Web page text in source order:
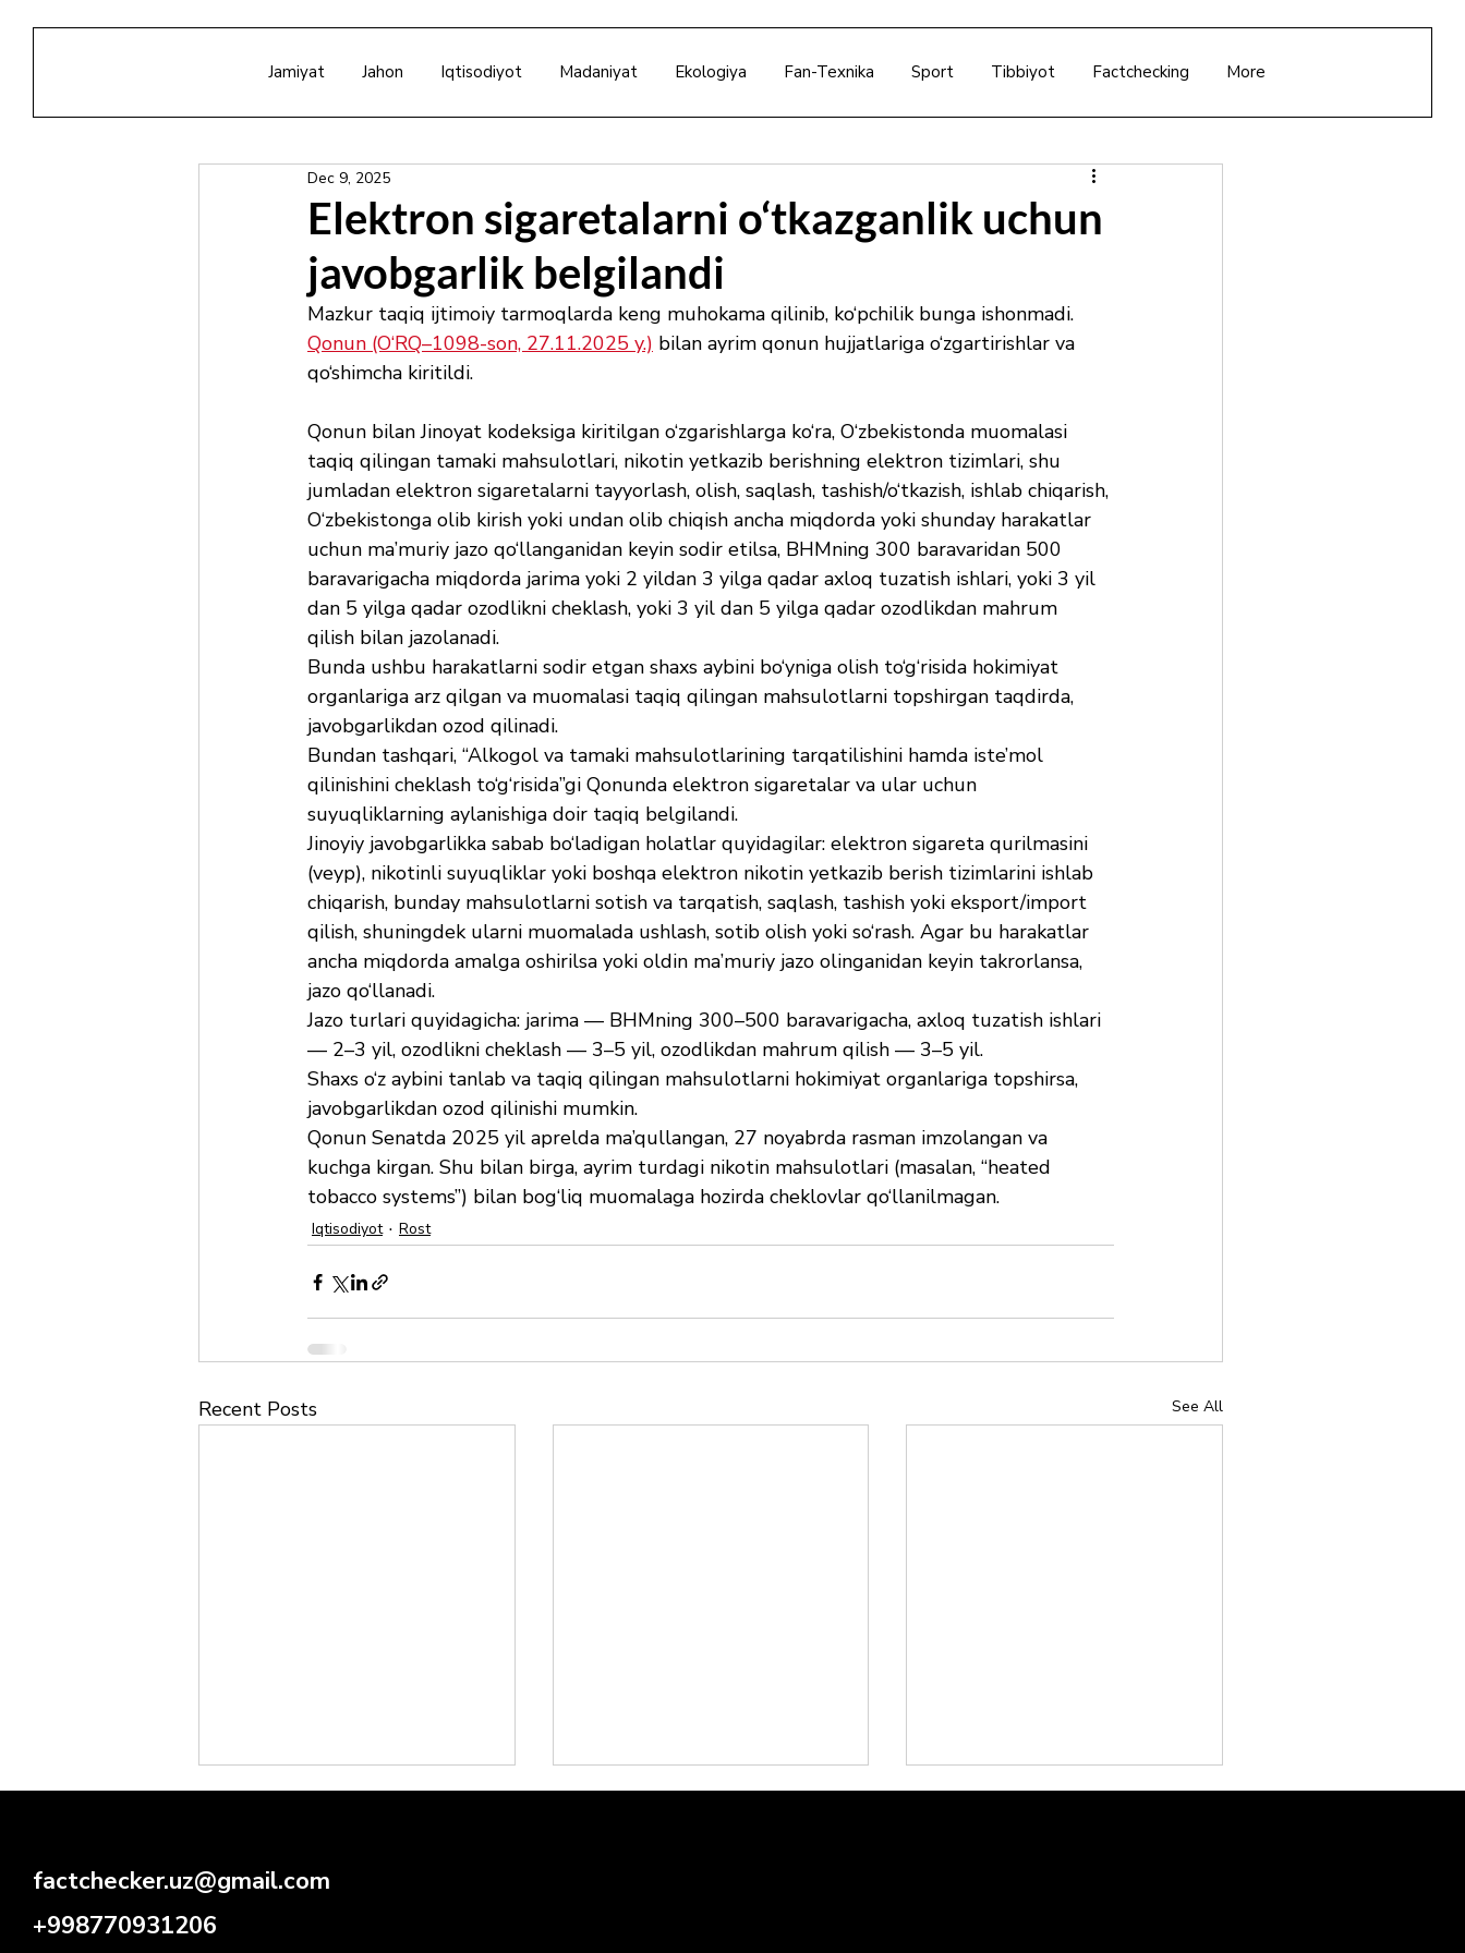
Jamiyat Jahon Iqtisodiyot Madaniyat Ekologiya Fan-Texnika Sport Tibbiyot Factchecking More
Elektron sigaretalarni o‘tkazganlik uchun
javobgarlik belgilandi
Dec 9, 2025
Mazkur taqiq ijtimoiy tarmoqlarda keng muhokama qilinib, ko‘pchilik bunga ishonmadi.
Qonun (O‘RQ–1098-son, 27.11.2025 y.) bilan ayrim qonun hujjatlariga o‘zgartirishlar va
qo‘shimcha kiritildi.
Qonun bilan Jinoyat kodeksiga kiritilgan o‘zgarishlarga ko‘ra, O‘zbekistonda muomalasi
taqiq qilingan tamaki mahsulotlari, nikotin yetkazib berishning elektron tizimlari, shu
jumladan elektron sigaretalarni tayyorlash, olish, saqlash, tashish/o‘tkazish, ishlab chiqarish,
O‘zbekistonga olib kirish yoki undan olib chiqish ancha miqdorda yoki shunday harakatlar
uchun ma’muriy jazo qo‘llanganidan keyin sodir etilsa, BHMning 300 baravaridan 500
baravarigacha miqdorda jarima yoki 2 yildan 3 yilga qadar axloq tuzatish ishlari, yoki 3 yil
dan 5 yilga qadar ozodlikni cheklash, yoki 3 yil dan 5 yilga qadar ozodlikdan mahrum
qilish bilan jazolanadi.
Bunda ushbu harakatlarni sodir etgan shaxs aybini bo‘yniga olish to‘g‘risida hokimiyat
organlariga arz qilgan va muomalasi taqiq qilingan mahsulotlarni topshirgan taqdirda,
javobgarlikdan ozod qilinadi.
Bundan tashqari, “Alkogol va tamaki mahsulotlarining tarqatilishini hamda iste’mol
qilinishini cheklash to‘g‘risida”gi Qonunda elektron sigaretalar va ular uchun
suyuqliklarning aylanishiga doir taqiq belgilandi.
Jinoyiy javobgarlikka sabab bo‘ladigan holatlar quyidagilar: elektron sigareta qurilmasini
(veyp), nikotinli suyuqliklar yoki boshqa elektron nikotin yetkazib berish tizimlarini ishlab
chiqarish, bunday mahsulotlarni sotish va tarqatish, saqlash, tashish yoki eksport/import
qilish, shuningdek ularni muomalada ushlash, sotib olish yoki so‘rash. Agar bu harakatlar
ancha miqdorda amalga oshirilsa yoki oldin ma’muriy jazo olinganidan keyin takrorlansa,
jazo qo‘llanadi.
Jazo turlari quyidagicha: jarima — BHMning 300–500 baravarigacha, axloq tuzatish ishlari
— 2–3 yil, ozodlikni cheklash — 3–5 yil, ozodlikdan mahrum qilish — 3–5 yil.
Shaxs o‘z aybini tanlab va taqiq qilingan mahsulotlarni hokimiyat organlariga topshirsa,
javobgarlikdan ozod qilinishi mumkin.
Qonun Senatda 2025 yil aprelda ma’qullangan, 27 noyabrda rasman imzolangan va
kuchga kirgan. Shu bilan birga, ayrim turdagi nikotin mahsulotlari (masalan, “heated
tobacco systems”) bilan bog‘liq muomalaga hozirda cheklovlar qo‘llanilmagan.
Iqtisodiyot Rost
Recent Posts See All
factchecker.uz@gmail.com
+998770931206